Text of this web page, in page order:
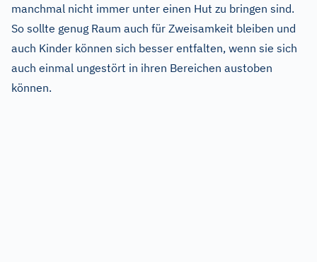
manchmal nicht immer unter einen Hut zu bringen sind.
So sollte genug Raum auch für Zweisamkeit bleiben und
auch Kinder können sich besser entfalten, wenn sie sich
auch einmal ungestört in ihren Bereichen austoben
können.